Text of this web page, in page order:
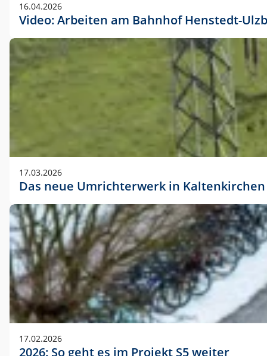
16.04.2026
Video: Arbeiten am Bahnhof Henstedt-
17.03.2026
Das neue Umrichterwerk in Kaltenkirchen
17.02.2026
2026: So geht es im Projekt S5 weiter